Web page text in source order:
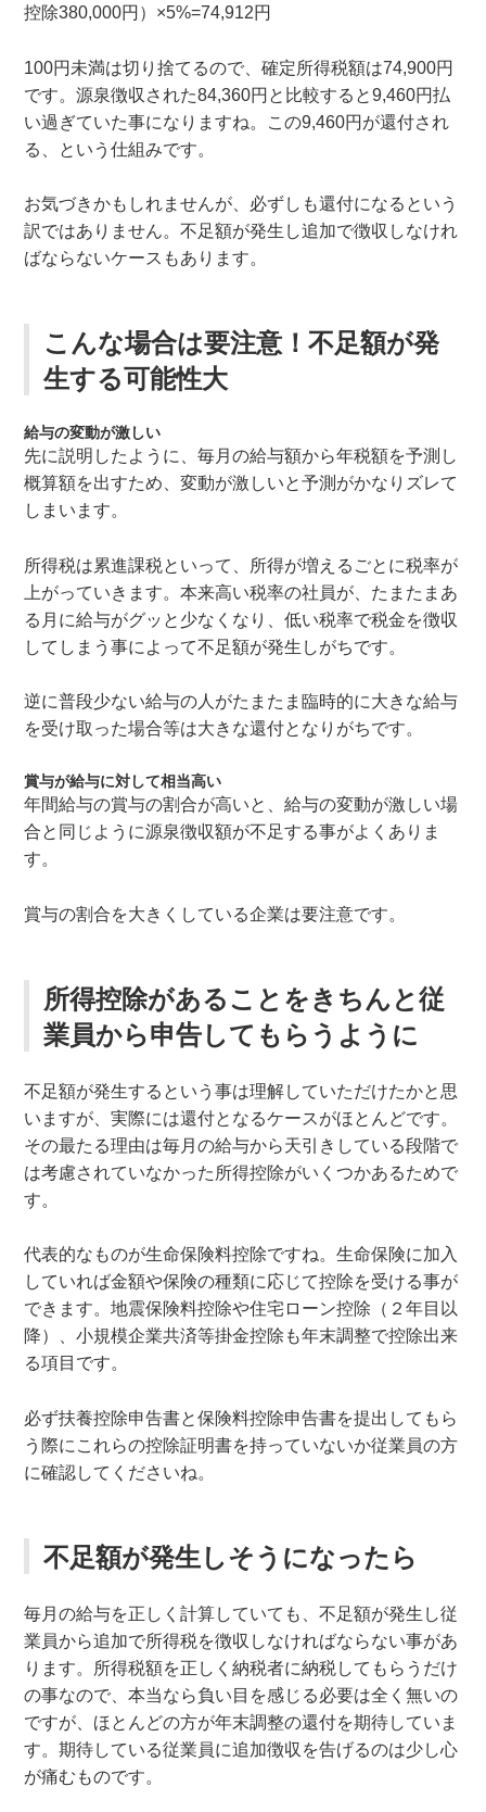
控除380,000円）×5%=74,912円
100円未満は切り捨てるので、確定所得税額は74,900円
です。源泉徴収された84,360円と比較すると9,460円払
い過ぎていた事になりますね。この9,460円が還付され
る、という仕組みです。
お気づきかもしれませんが、必ずしも還付になるという
訳ではありません。不足額が発生し追加で徴収しなけれ
ばならないケースもあります。
こんな場合は要注意！不足額が発
生する可能性大
給与の変動が激しい
先に説明したように、毎月の給与額から年税額を予測し
概算額を出すため、変動が激しいと予測がかなりズレて
しまいます。
所得税は累進課税といって、所得が増えるごとに税率が
上がっていきます。本来高い税率の社員が、たまたまあ
る月に給与がグッと少なくなり、低い税率で税金を徴収
してしまう事によって不足額が発生しがちです。
逆に普段少ない給与の人がたまたま臨時的に大きな給与
を受け取った場合等は大きな還付となりがちです。
賞与が給与に対して相当高い
年間給与の賞与の割合が高いと、給与の変動が激しい場
合と同じように源泉徴収額が不足する事がよくありま
す。
賞与の割合を大きくしている企業は要注意です。
所得控除があることをきちんと従
業員から申告してもらうように
不足額が発生するという事は理解していただけたかと思
いますが、実際には還付となるケースがほとんどです。
その最たる理由は毎月の給与から天引きしている段階で
は考慮されていなかった所得控除がいくつかあるためで
す。
代表的なものが生命保険料控除ですね。生命保険に加入
していれば金額や保険の種類に応じて控除を受ける事が
できます。地震保険料控除や住宅ローン控除（２年目以
降）、小規模企業共済等掛金控除も年末調整で控除出来
る項目です。
必ず扶養控除申告書と保険料控除申告書を提出してもら
う際にこれらの控除証明書を持っていないか従業員の方
に確認してくださいね。
不足額が発生しそうになったら
毎月の給与を正しく計算していても、不足額が発生し従
業員から追加で所得税を徴収しなければならない事があ
ります。所得税額を正しく納税者に納税してもらうだけ
の事なので、本当なら負い目を感じる必要は全く無いの
ですが、ほとんどの方が年末調整の還付を期待していま
す。期待している従業員に追加徴収を告げるのは少し心
が痛むものです。